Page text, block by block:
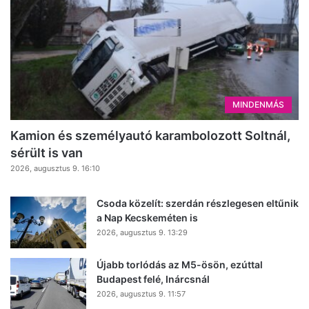
MINDENMÁS
Kamion és személyautó karambolozott Soltnál,
sérült is van
2026, augusztus 9. 16:10
Csoda közelít: szerdán részlegesen eltűnik
a Nap Kecskeméten is
2026, augusztus 9. 13:29
Újabb torlódás az M5-ösön, ezúttal
Budapest felé, Inárcsnál
2026, augusztus 9. 11:57